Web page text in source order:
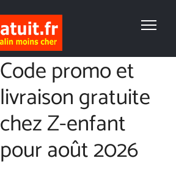
Code promo et
livraison gratuite
chez Z-enfant
pour août 2026